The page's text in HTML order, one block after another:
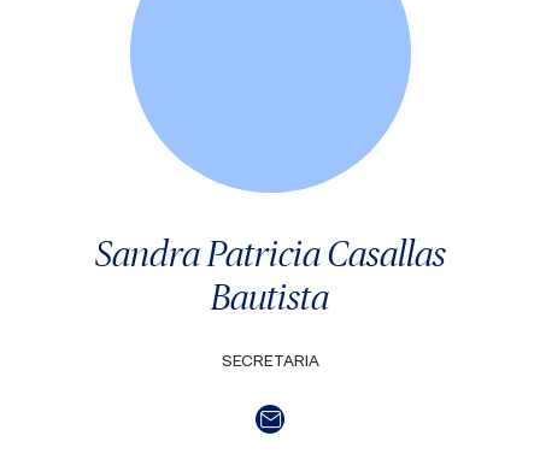
Sandra Patricia Casallas
Bautista
SECRETARIA